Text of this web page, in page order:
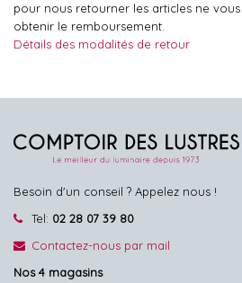
pour nous retourner les articles ne
obtenir le remboursement.
Détails des modalités de retour
Besoin d'un conseil ? Appelez nous !
Tel: 02 28 07 39 80
Contactez-nous par mail
Nos 4 magasins